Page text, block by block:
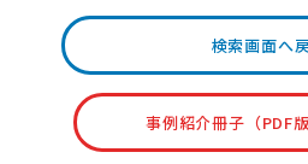
検索画面へ
事例紹介冊子（PDF